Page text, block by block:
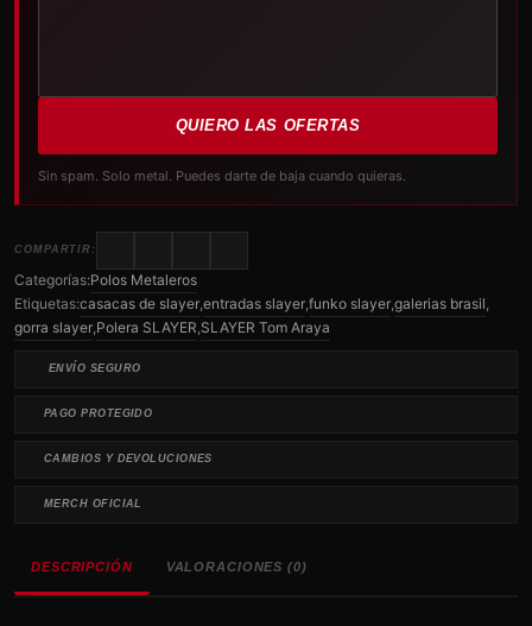
QUIERO LAS OFERTAS
Sin spam. Solo metal. Puedes darte de baja cuando quieras.
COMPARTIR:
Categorías:Polos Metaleros
Etiquetas:casacas de slayer entradas slayer funko slayer galerias brasil
gorra slayer Polera SLAYER SLAYER Tom Araya
ENVÍO SEGURO
PAGO PROTEGIDO
CAMBIOS Y DEVOLUCIONES
MERCH OFICIAL
DESCRIPCIÓN VALORACIONES (0)